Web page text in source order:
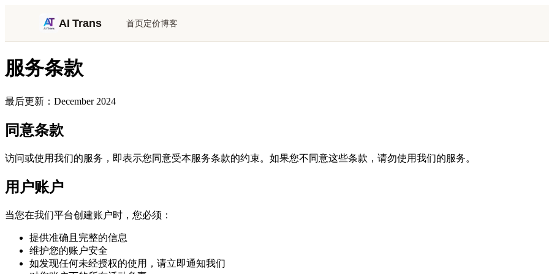
AI Trans 首页定价博客
服务条款
最后更新：December 2024
同意条款
访问或使用我们的服务，即表示您同意受本服务条款的约束。如果您不同意这些条款，请勿使用我们的服务。
用户账户
当您在我们平台创建账户时，您必须：
提供准确且完整的信息
维护您的账户安全
如发现任何未经授权的使用，请立即通知我们